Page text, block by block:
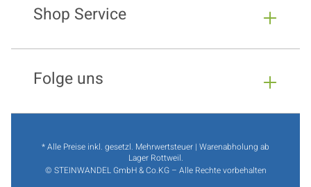
Shop Service
Folge uns
* Alle Preise inkl. gesetzl. Mehrwertsteuer | Warenabholung ab
Lager Rottweil.
© STEINWANDEL GmbH & Co.KG – Alle Rechte vorbehalten